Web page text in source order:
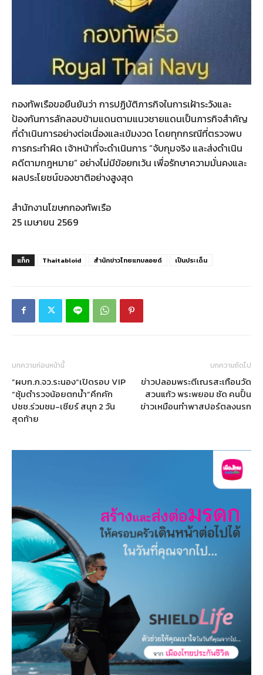
กองทัพเรือขอยืนยันว่า การปฏิบัติภารกิจในการเฝ้าระวังและ
ป้องกันการลักลอบข้ามแดนตามแนวชายแดนเป็นภารกิจสำคัญ
ที่ดำเนินการอย่างต่อเนื่องและเข้มงวด โดยทุกกรณีที่ตรวจพบ
การกระทำผิด เจ้าหน้าที่จะดำเนินการ “จับกุมจริง และส่งดำเนิน
คดีตามกฎหมาย” อย่างไม่มีข้อยกเว้น เพื่อรักษาความมั่นคงและ
ผลประโยชน์ของชาติอย่างสูงสุด
สำนักงานโฆษกกองทัพเรือ
25 เมษายน 2569
แท็ก Thaitabloid สำนักข่าวไทยแทบลอยด์ เป็นประเด็น
บทความก่อนหน้านี้
”ผบก.ภ.จว.ระนอง“เปิดรอบ VIP
“ซุ้มตำรวจน้อยตกน้ำ”คึกคัก
ปชช.ร่วมชม-เชียร์ สนุก 2 วัน
สุดท้าย
บทความถัดไป
ข่าวปลอมพระตีเณรสะเทือนวัด
สวนแก้ว พระพยอม ซัด คนปั้น
ข่าวเหมือนทำพาสปอร์ตลงนรก